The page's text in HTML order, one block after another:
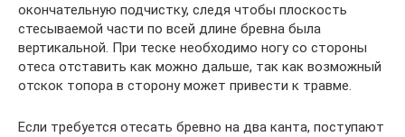
окончательную подчистку, следя чтобы плоскость
стесываемой части по всей длине бревна была
вертикальной. При теске необходимо ногу со стороны
отеса отставить как можно дальше, так как возможный
отскок топора в сторону может привести к травме.
Если требуется отесать бревно на два канта, поступают